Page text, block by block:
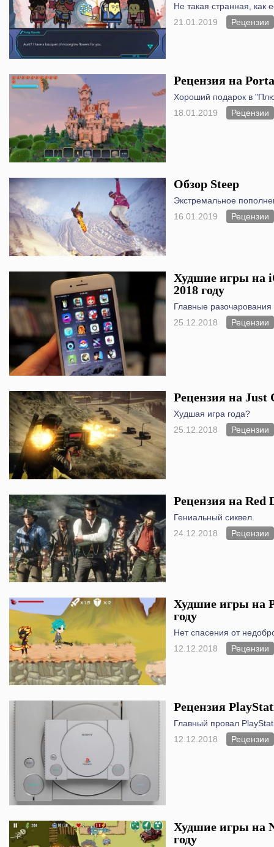
Не такая странная, как
21.01.2019
Рецензии
Рецензия на
Хороший подарок в
18.01.2019
Рецензии
Обзор Steep
Экстремальное
16.01.2019
Рецензии
Худшие игры на
2018 году
Главные разочарования
25.12.2018
Рецензии
Рецензия на Just
Худшая игра года?
25.12.2018
Рецензии
Рецензия на Red
Гениальный сиквел.
24.12.2018
Рецензии
Худшие игры на
году
Нет спасения от
12.12.2018
Рецензии
Рецензия
Главный провал
12.12.2018
Рецензии
Худшие игры на
году